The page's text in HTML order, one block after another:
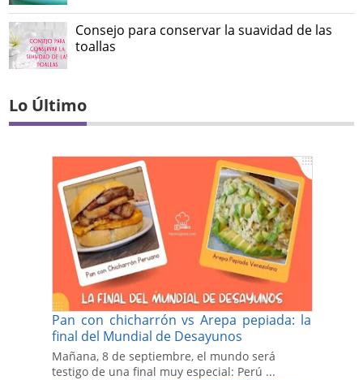
Consejo para conservar la suavidad de las
toallas
Lo Último
Pan con chicharrón vs Arepa pepiada: la
final del Mundial de Desayunos
Mañana, 8 de septiembre, el mundo será
testigo de una final muy especial: Perú ...